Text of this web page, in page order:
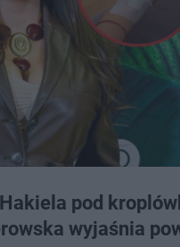
pod
wyjaśnia